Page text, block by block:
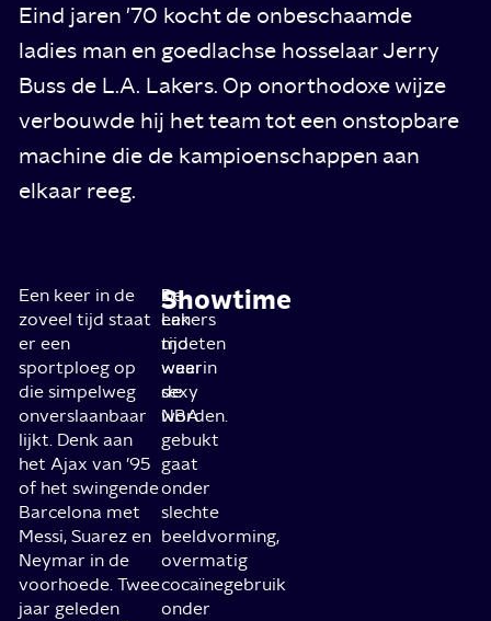
Eind jaren '70 kocht de onbeschaamde
ladies man en goedlachse hosselaar Jerry
Buss de L.A. Lakers. Op onorthodoxe wijze
verbouwde hij het team tot een onstopbare
machine die de kampioenschappen aan
elkaar reeg.
Een keer in de
zoveel tijd staat
er een
sportploeg op
die simpelweg
onverslaanbaar
lijkt. Denk aan
het Ajax van ’95
of het swingende
Barcelona met
Messi, Suarez en
Neymar in de
voorhoede. Twee
jaar geleden
De
Lakers
moeten
weer
sexy
worden.
Showtime
In
een
tijd
waarin
de
NBA
gebukt
gaat
onder
slechte
beeldvorming,
overmatig
cocaïnegebruik
onder